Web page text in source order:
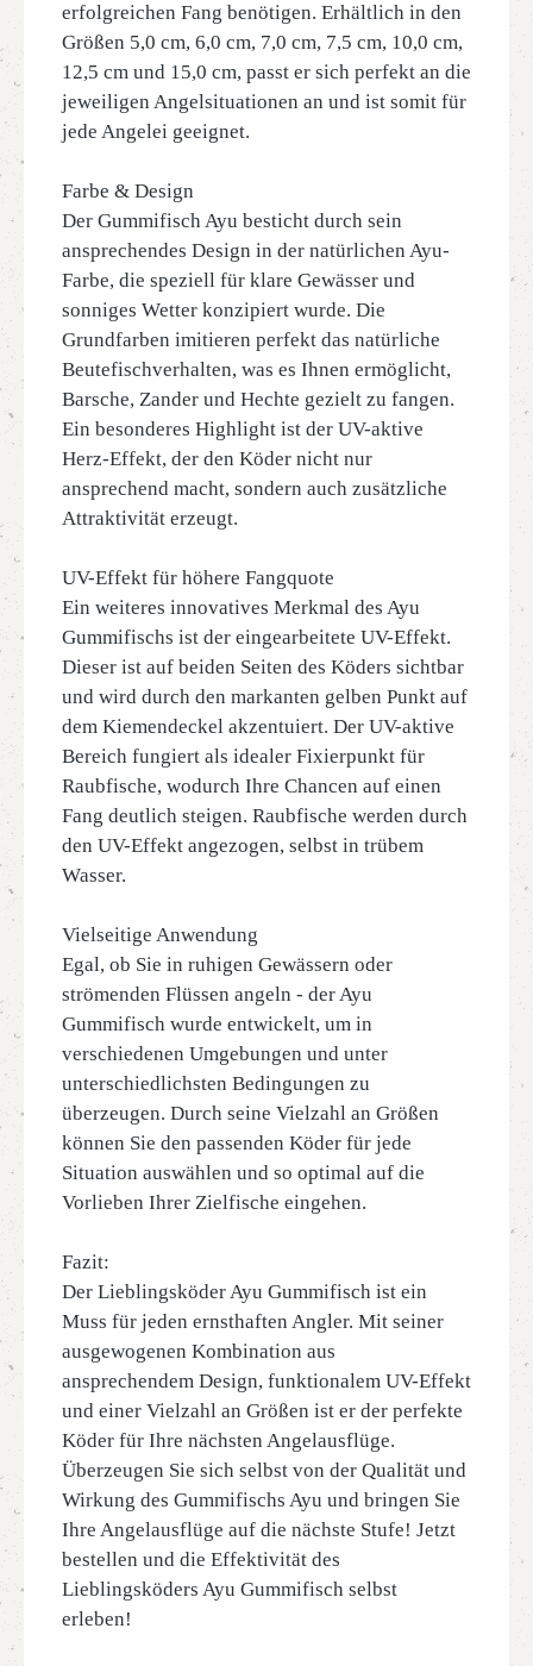
erfolgreichen Fang benötigen. Erhältlich in den
Größen 5,0 cm, 6,0 cm, 7,0 cm, 7,5 cm, 10,0 cm,
12,5 cm und 15,0 cm, passt er sich perfekt an die
jeweiligen Angelsituationen an und ist somit für
jede Angelei geeignet.
Farbe & Design
Der Gummifisch Ayu besticht durch sein
ansprechendes Design in der natürlichen Ayu-
Farbe, die speziell für klare Gewässer und
sonniges Wetter konzipiert wurde. Die
Grundfarben imitieren perfekt das natürliche
Beutefischverhalten, was es Ihnen ermöglicht,
Barsche, Zander und Hechte gezielt zu fangen.
Ein besonderes Highlight ist der UV-aktive
Herz-Effekt, der den Köder nicht nur
ansprechend macht, sondern auch zusätzliche
Attraktivität erzeugt.
UV-Effekt für höhere Fangquote
Ein weiteres innovatives Merkmal des Ayu
Gummifischs ist der eingearbeitete UV-Effekt.
Dieser ist auf beiden Seiten des Köders sichtbar
und wird durch den markanten gelben Punkt auf
dem Kiemendeckel akzentuiert. Der UV-aktive
Bereich fungiert als idealer Fixierpunkt für
Raubfische, wodurch Ihre Chancen auf einen
Fang deutlich steigen. Raubfische werden durch
den UV-Effekt angezogen, selbst in trübem
Wasser.
Vielseitige Anwendung
Egal, ob Sie in ruhigen Gewässern oder
strömenden Flüssen angeln - der Ayu
Gummifisch wurde entwickelt, um in
verschiedenen Umgebungen und unter
unterschiedlichsten Bedingungen zu
überzeugen. Durch seine Vielzahl an Größen
können Sie den passenden Köder für jede
Situation auswählen und so optimal auf die
Vorlieben Ihrer Zielfische eingehen.
Fazit:
Der Lieblingsköder Ayu Gummifisch ist ein
Muss für jeden ernsthaften Angler. Mit seiner
ausgewogenen Kombination aus
ansprechendem Design, funktionalem UV-Effekt
und einer Vielzahl an Größen ist er der perfekte
Köder für Ihre nächsten Angelausflüge.
Überzeugen Sie sich selbst von der Qualität und
Wirkung des Gummifischs Ayu und bringen Sie
Ihre Angelausflüge auf die nächste Stufe! Jetzt
bestellen und die Effektivität des
Lieblingsköders Ayu Gummifisch selbst
erleben!